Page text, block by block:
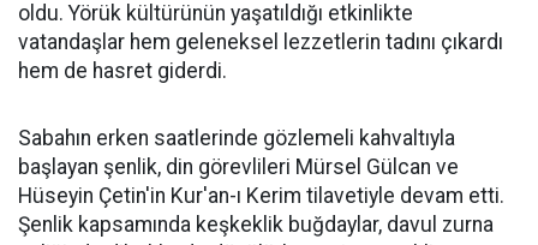
oldu. Yörük kültürünün yaşatıldığı etkinlikte
vatandaşlar hem geleneksel lezzetlerin tadını çıkardı
hem de hasret giderdi.
Sabahın erken saatlerinde gözlemeli kahvaltıyla
başlayan şenlik, din görevlileri Mürsel Gülcan ve
Hüseyin Çetin'in Kur'an-ı Kerim tilavetiyle devam etti.
Şenlik kapsamında keşkeklik buğdaylar, davul zurna